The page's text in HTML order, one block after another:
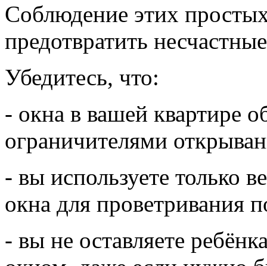
Соблюдение этих
предотвратить
Убедитесь, что:
- окна в вашей квартире
ограничителями
- вы используете только
окна для проветривания
- вы не оставляете